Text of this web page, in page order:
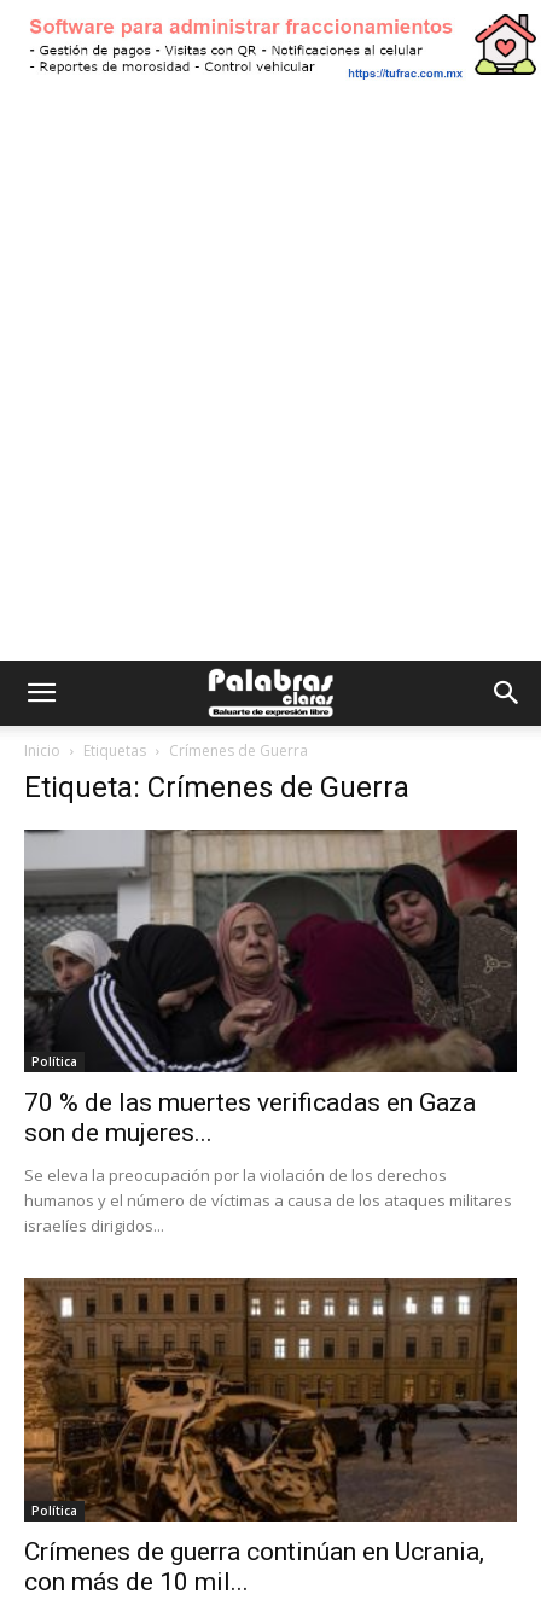
Inicio Etiquetas Crímenes de Guerra
Etiqueta: Crímenes de Guerra
Política
70 % de las muertes verificadas en Gaza
son de mujeres...
Se eleva la preocupación por la violación de los derechos
humanos y el número de víctimas a causa de los ataques militares
israelíes dirigidos...
Política
Crímenes de guerra continúan en Ucrania,
con más de 10 mil...